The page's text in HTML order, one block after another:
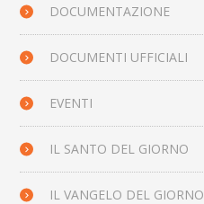
DOCUMENTAZIONE
DOCUMENTI UFFICIALI
EVENTI
IL SANTO DEL GIORNO
IL VANGELO DEL GIORNO